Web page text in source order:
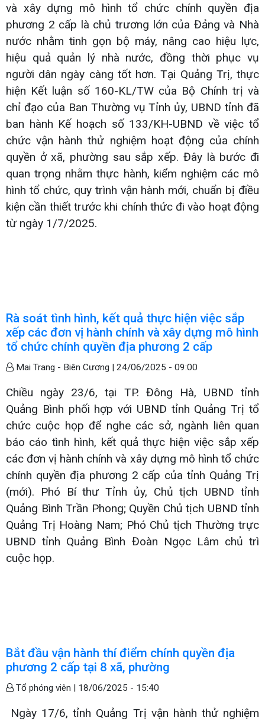
và xây dựng mô hình tổ chức chính quyền địa
phương 2 cấp là chủ trương lớn của Đảng và Nhà
nước nhằm tinh gọn bộ máy, nâng cao hiệu lực,
hiệu quả quản lý nhà nước, đồng thời phục vụ
người dân ngày càng tốt hơn. Tại Quảng Trị, thực
hiện Kết luận số 160-KL/TW của Bộ Chính trị và
chỉ đạo của Ban Thường vụ Tỉnh ủy, UBND tỉnh đã
ban hành Kế hoạch số 133/KH-UBND về việc tổ
chức vận hành thử nghiệm hoạt động của chính
quyền ở xã, phường sau sắp xếp. Đây là bước đi
quan trọng nhằm thực hành, kiểm nghiệm các mô
hình tổ chức, quy trình vận hành mới, chuẩn bị điều
kiện cần thiết trước khi chính thức đi vào hoạt động
từ ngày 1/7/2025.
Rà soát tình hình, kết quả thực hiện việc sắp
xếp các đơn vị hành chính và xây dựng mô hình
tổ chức chính quyền địa phương 2 cấp
Mai Trang - Biên Cương | 24/06/2025 - 09:00
Chiều ngày 23/6, tại TP. Đông Hà, UBND tỉnh
Quảng Bình phối hợp với UBND tỉnh Quảng Trị tổ
chức cuộc họp để nghe các sở, ngành liên quan
báo cáo tình hình, kết quả thực hiện việc sắp xếp
các đơn vị hành chính và xây dựng mô hình tổ chức
chính quyền địa phương 2 cấp của tỉnh Quảng Trị
(mới). Phó Bí thư Tỉnh ủy, Chủ tịch UBND tỉnh
Quảng Bình Trần Phong; Quyền Chủ tịch UBND tỉnh
Quảng Trị Hoàng Nam; Phó Chủ tịch Thường trực
UBND tỉnh Quảng Bình Đoàn Ngọc Lâm chủ trì
cuộc họp.
Bắt đầu vận hành thí điểm chính quyền địa
phương 2 cấp tại 8 xã, phường
Tổ phóng viên | 18/06/2025 - 15:40
Ngày 17/6, tỉnh Quảng Trị vận hành thử nghiệm